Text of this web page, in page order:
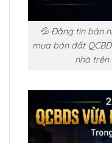
💦 Đăng tin bán
mua bán đất
nhà trên